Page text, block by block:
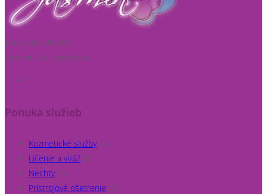
ADELA JAKUBOVÁ
kozmetička a vizážistka
Ponuka služieb
Kozmetické služby(4)
Líčenie a vizáž (8)
Nechty(4)
Prístrojové ošetrenie (5)